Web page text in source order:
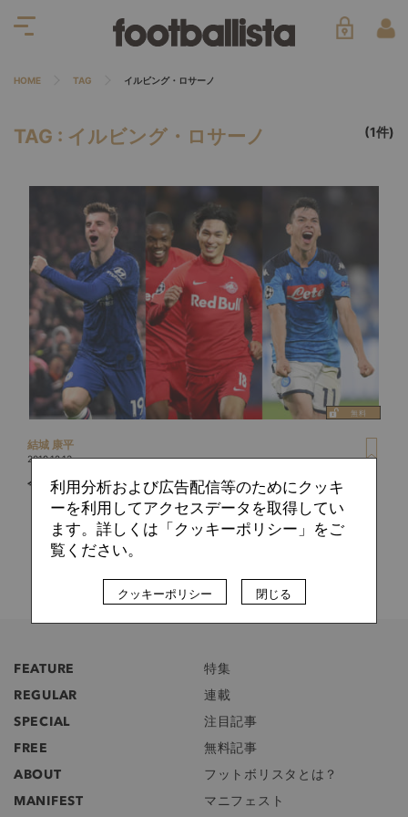
HOME TAG イルビング・ロサーノ
TAG : イルビング・ロサーノ (1件)
結城 康平
2019.12.13
今、進化を遂げる南野拓実らストーミングの申し子たち
FEATURE
特集
REGULAR
連載
SPECIAL
注目記事
FREE
無料記事
ABOUT
フットボリスタとは？
MANIFEST
マニフェスト
利用分析および広告配信等のためにクッキ
ーを利用してアクセスデータを取得してい
ます。詳しくは「クッキーポリシー」をご
覧ください。
クッキーポリシー 閉じる